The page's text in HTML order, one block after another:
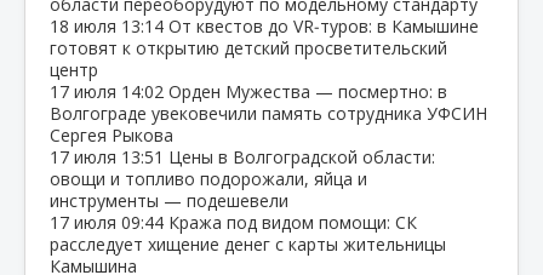
18 июля 13:14 От квестов до VR‑туров: в Камышине
готовят к открытию детский просветительский
центр
17 июля 14:02 Орден Мужества — посмертно: в
Волгограде увековечили память сотрудника УФСИН
Сергея Рыкова
17 июля 13:51 Цены в Волгоградской области:
овощи и топливо подорожали, яйца и
инструменты — подешевели
17 июля 09:44 Кража под видом помощи: СК
расследует хищение денег с карты жительницы
Камышина